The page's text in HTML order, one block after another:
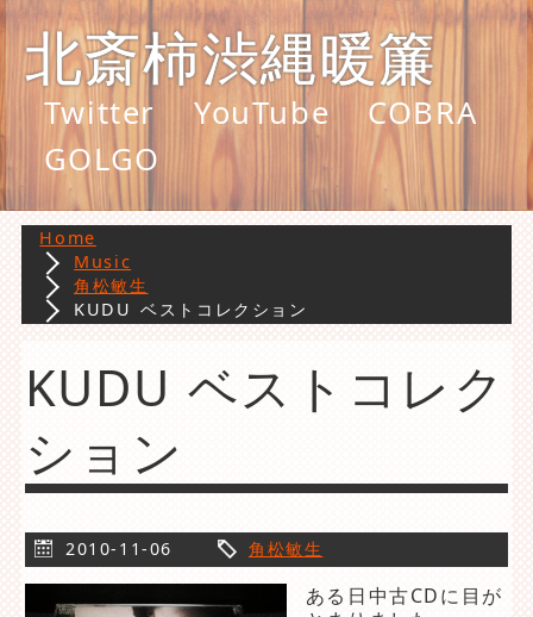
北斎柿渋縄暖簾
Twitter YouTube
COBRA
GOLGO
Home
Music
角松敏生
KUDU ベストコレクション
KUDU ベストコレク
ション
2010-11-06 角松敏生
ある日中古CDに目が